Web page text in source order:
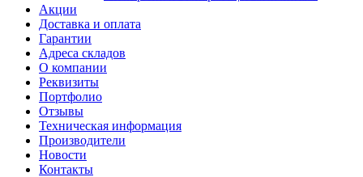
Акции
Доставка и оплата
Гарантии
Адреса складов
О компании
Реквизиты
Портфолио
Отзывы
Техническая информация
Производители
Новости
Контакты